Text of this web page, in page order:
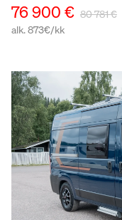
76 900 € 80 781 €
alk. 873€/kk